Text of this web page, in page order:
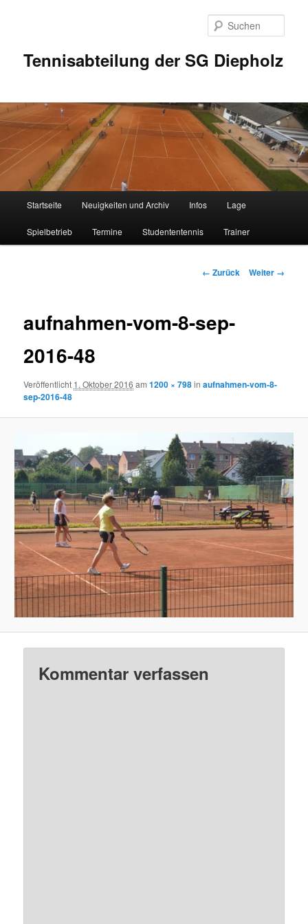
Tennisabteilung der SG Diepholz
Startseite Neuigkeiten und Archiv Infos Lage
Spielbetrieb Termine Studententennis Trainer
Bilder-
← Zurück Weiter →
aufnahmen-vom-8-sep-
2016-48
Veröffentlicht 1. Oktober 2016 am1200 × 798inaufnahmen-vom-8-
sep-2016-48
Kommentar verfassen